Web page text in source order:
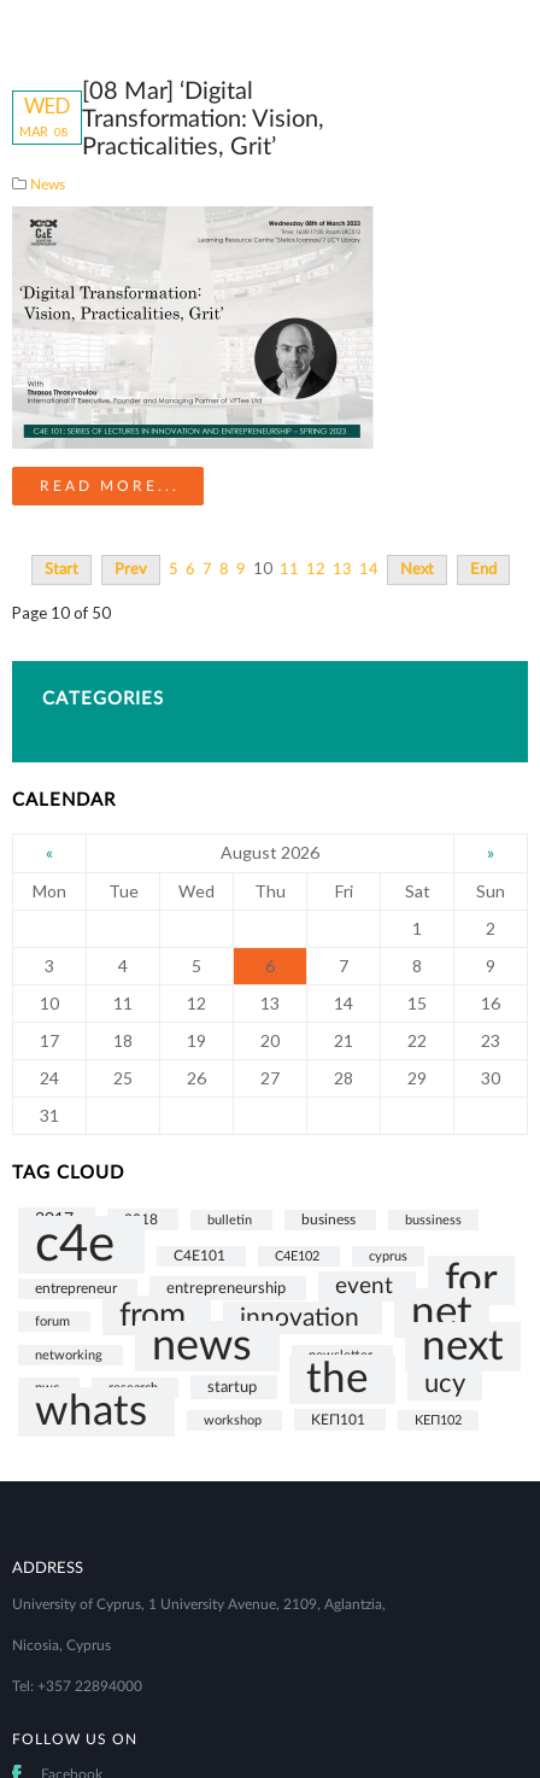
WED
MAR 08
[08 Mar] ‘Digital
Transformation: Vision,
Practicalities, Grit’
News
READ MORE...
Start Prev 5 6 7 8 9 10 11 12 13 14 Next End
Page 10 of 50
CATEGORIES
CALENDAR
« August 2026 »
Mon Tue Wed Thu Fri Sat
Sun
1
2
3
4 5 6 7 8
9
10
11 12 13 14 15
16
17
18 19 20 21 22
23
24
25 26 27 28 29
30
31
TAG CLOUD
2017 2018 bulletin business bussiness
c4e C4E101 C4E102 cyprus
entrepreneur entrepreneurship event for
forum from innovation net
networking news newsletter next
pwc research startup the ucy
whats workshop ΚΕΠ101 ΚΕΠ102
ADDRESS
University of Cyprus, 1 University Avenue, 2109, Aglantzia,
Nicosia, Cyprus
Tel: +357 22894000
FOLLOW US ON
Facebook